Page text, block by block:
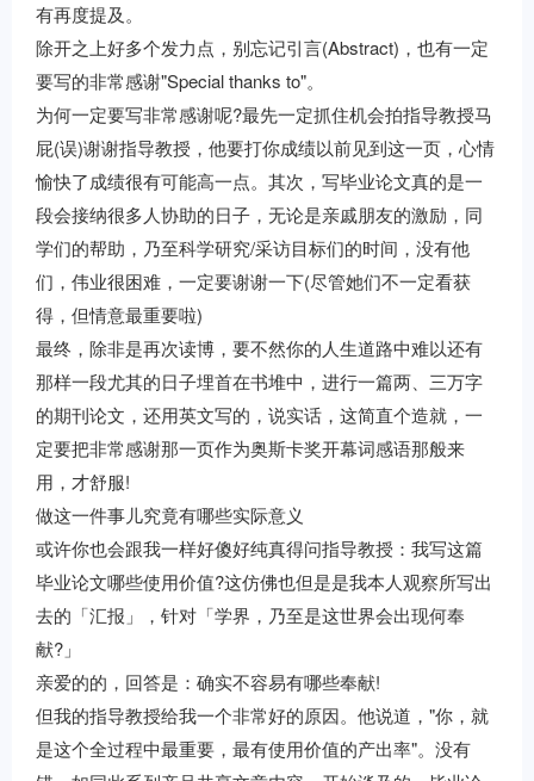
有再度提及。
除开之上好多个发力点，别忘记引言(Abstract)，也有一定
要写的非常感谢"Special thanks to"。
为何一定要写非常感谢呢?最先一定抓住机会拍指导教授马
屁(误)谢谢指导教授，他要打你成绩以前见到这一页，心情
愉快了成绩很有可能高一点。其次，写毕业论文真的是一
段会接纳很多人协助的日子，无论是亲戚朋友的激励，同
学们的帮助，乃至科学研究/采访目标们的时间，没有他
们，伟业很困难，一定要谢谢一下(尽管她们不一定看获
得，但情意最重要啦)
最终，除非是再次读博，要不然你的人生道路中难以还有
那样一段尤其的日子埋首在书堆中，进行一篇两、三万字
的期刊论文，还用英文写的，说实话，这简直个造就，一
定要把非常感谢那一页作为奥斯卡奖开幕词感语那般来
用，才舒服!
做这一件事儿究竟有哪些实际意义
或许你也会跟我一样好傻好纯真得问指导教授：我写这篇
毕业论文哪些使用价值?这仿佛也但是是我本人观察所写出
去的「汇报」，针对「学界，乃至是这世界会出现何奉
献?」
亲爱的的，回答是：确实不容易有哪些奉献!
但我的指导教授给我一个非常好的原因。他说道，"你，就
是这个全过程中最重要，最有使用价值的产出率"。没有